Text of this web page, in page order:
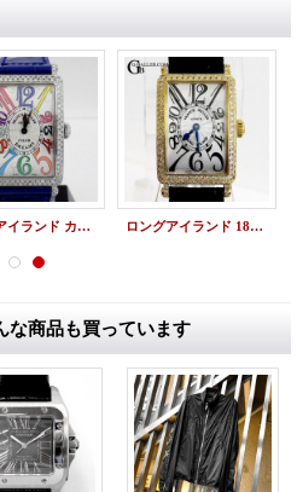
ロングアイランド カラードリーム 952QZ アフターダイヤ ロングアイランド 18K 902QZ アフターダイヤ
な商品も買っています